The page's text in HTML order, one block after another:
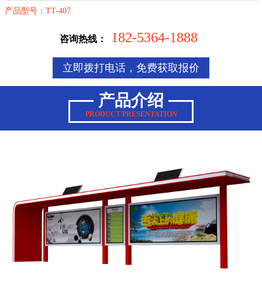
产品型号：TT-407
咨询热线： 182-5364-1888
立即拨打电话，免费获取报价
产品介绍
PRODUCT PRESENTATION